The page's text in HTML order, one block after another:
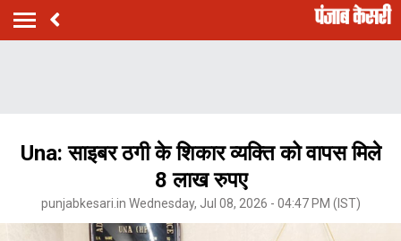
Una: साइबर ठगी के शिकार व्यक्ति को वापस मिले
8 लाख रुपए
punjabkesari.in Wednesday, Jul 08, 2026 - 04:47 PM (IST)